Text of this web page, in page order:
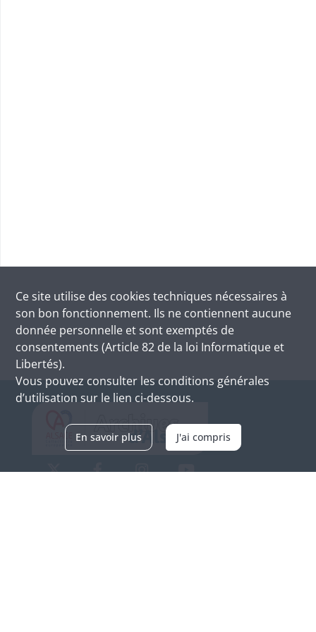
Ce site utilise des cookies techniques nécessaires à
son bon fonctionnement. Ils ne contiennent aucune
donnée personnelle et sont exemptés de
consentements (Article 82 de la loi Informatique et
Libertés).
Vous pouvez consulter les conditions générales
d’utilisation sur le lien ci-dessous.
En savoir plus J'ai compris